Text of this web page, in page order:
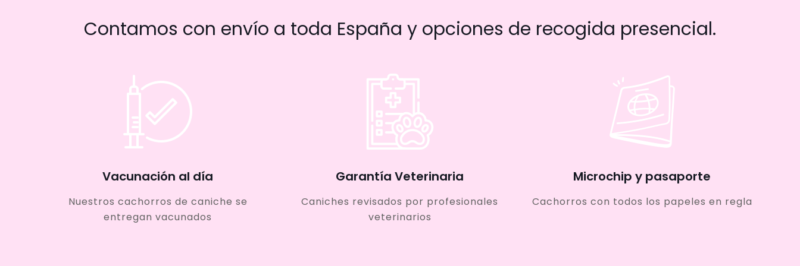
Contamos con envío a toda España y opciones de recogida presencial.
Vacunación al día
Nuestros cachorros de caniche se
entregan vacunados
Garantía Veterinaria
Caniches revisados por profesionales
veterinarios
Microchip y pasaporte
Cachorros con todos los papeles en regla